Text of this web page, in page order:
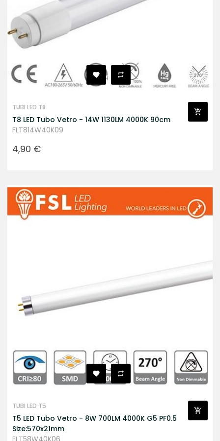
TUBI LED T8
T8 LED Tubo Vetro - 14W 1130LM 4000K 90cm
FLT814W40K09
Prezzo
4,90 €
TUBI LED T5
T5 LED Tubo Vetro - 8W 700LM 4000K G5 PF0.5
Size:570x21mm
FLT58W40K06